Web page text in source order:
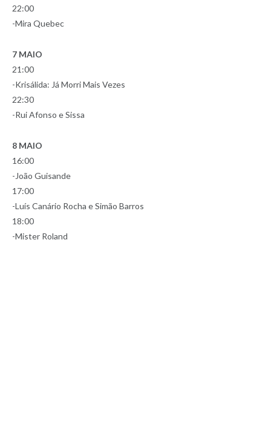
22:00
-Mira Quebec
7 MAIO
21:00
-Krisálida: Já Morri Mais Vezes
22:30
-Rui Afonso e Sissa
8 MAIO
16:00
-João Guisande
17:00
-Luís Canário Rocha e Simão Barros
18:00
-Mister Roland